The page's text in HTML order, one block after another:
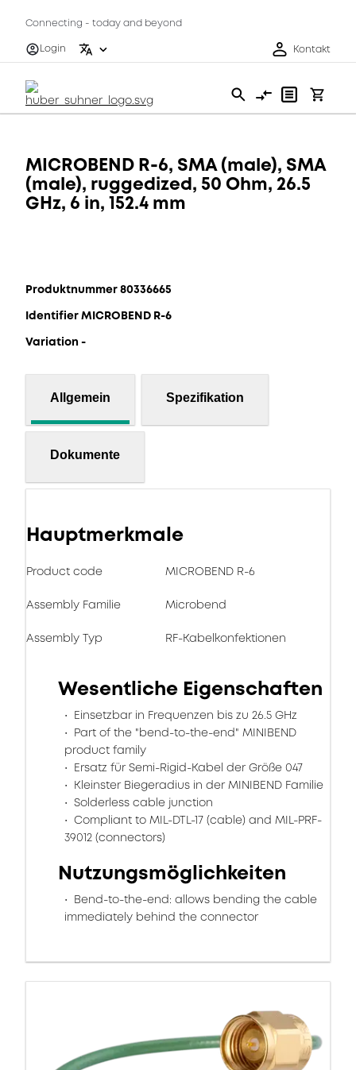
Connecting - today and beyond
Login
Kontakt
MICROBEND R-6, SMA (male), SMA
(male), ruggedized, 50 Ohm, 26.5
GHz, 6 in, 152.4 mm
Produktnummer 80336665
Identifier MICROBEND R-6
Variation -
Allgemein Spezifikation
Dokumente
Hauptmerkmale
Product code MICROBEND R-6
Assembly Familie Microbend
Assembly Typ RF-Kabelkonfektionen
Wesentliche Eigenschaften
Einsetzbar in Frequenzen bis zu 26.5 GHz
Part of the "bend-to-the-end" MINIBEND
product family
Ersatz für Semi-Rigid-Kabel der Größe 047
Kleinster Biegeradius in der MINIBEND Familie
Solderless cable junction
Compliant to MIL-DTL-17 (cable) and MIL-PRF-
39012 (connectors)
Nutzungsmöglichkeiten
Bend-to-the-end: allows bending the cable
immediately behind the connector